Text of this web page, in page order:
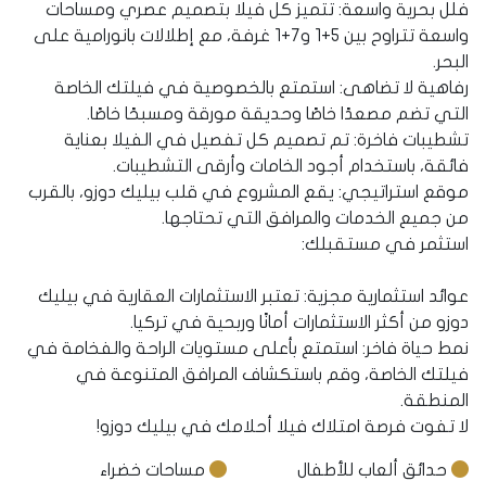
فلل بحرية واسعة: تتميز كل فيلا بتصميم عصري ومساحات
واسعة تتراوح بين 5+1 و7+1 غرفة، مع إطلالات بانورامية على
البحر.
رفاهية لا تضاهى: استمتع بالخصوصية في فيلتك الخاصة
التي تضم مصعدًا خاصًا وحديقة مورقة ومسبحًا خاصًا.
تشطيبات فاخرة: تم تصميم كل تفصيل في الفيلا بعناية
فائقة، باستخدام أجود الخامات وأرقى التشطيبات.
موقع استراتيجي: يقع المشروع في قلب بيليك دوزو، بالقرب
من جميع الخدمات والمرافق التي تحتاجها.
استثمر في مستقبلك:
عوائد استثمارية مجزية: تعتبر الاستثمارات العقارية في بيليك
دوزو من أكثر الاستثمارات أمانًا وربحية في تركيا.
نمط حياة فاخر: استمتع بأعلى مستويات الراحة والفخامة في
فيلتك الخاصة، وقم باستكشاف المرافق المتنوعة في
المنطقة.
لا تفوت فرصة امتلاك فيلا أحلامك في بيليك دوزو!
حدائق ألعاب للأطفال مساحات خضراء